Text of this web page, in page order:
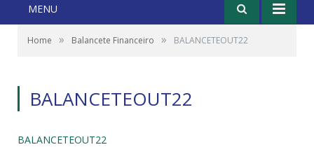
MENU
Home » Balancete Financeiro » BALANCETEOUT22
BALANCETEOUT22
BALANCETEOUT22